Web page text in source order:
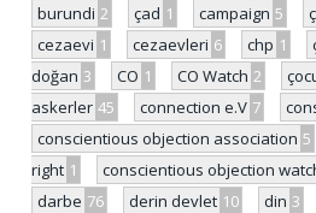
burundi 2 çad 1 campaign 5
cezaevi 1 cezaevleri 6 chp 1
doğan 3 CO 1 CO Watch 2
askerler 45 connection e.V 7
conscientious objection association 5
right 1 conscientious objection
darbe 76 derin devlet 10 din 3